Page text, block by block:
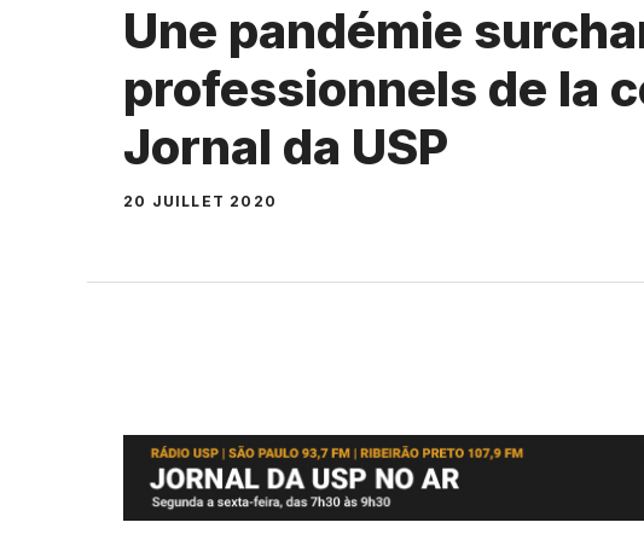
Une pandémie
professionnels de la
Jornal da USP
20 JUILLET 2020